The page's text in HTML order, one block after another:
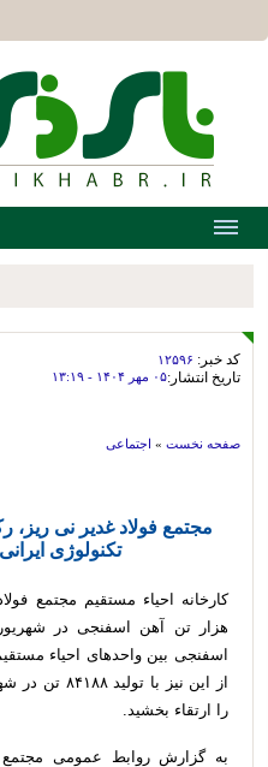
کد خبر: ۱۲۵۹۶
تاریخ انتشار:۰۵ مهر ۱۴۰۴ - ۱۳:۱۹
صفحه نخست » اجتماعی
مجتمع فولاد غدیر نی ریز،
تکنولوژی ایرانی Pred در کشور
هزار تن آهن اسفنجی در
را ارتقاء بخشید.
به گزارش روابط عمومی مجتمع